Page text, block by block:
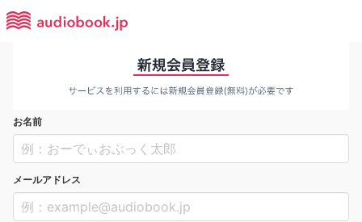
お名前
メールアドレス